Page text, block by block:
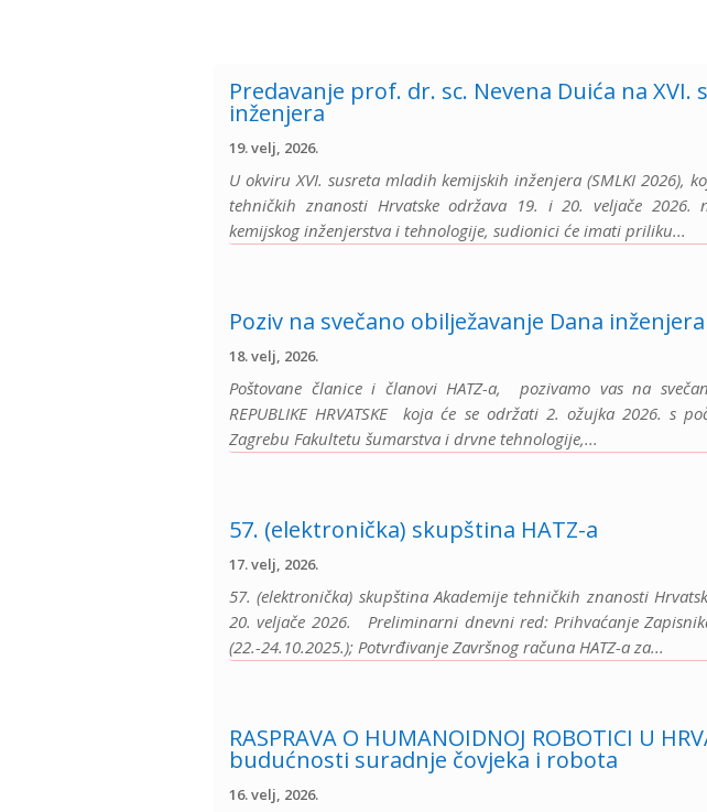
Predavanje prof. dr. sc. Nevena Duića na
inženjera
19. velj, 2026.
U okviru XVI. susreta mladih kemijskih inženjera (SMLKI 2026),
tehničkih znanosti Hrvatske održava 19. i 20. veljače 2026.
kemijskog inženjerstva i tehnologije, sudionici će imati priliku...
Poziv na svečano obilježavanje Dana inženjera
18. velj, 2026.
Poštovane članice i članovi HATZ-a, pozivamo vas na
REPUBLIKE HRVATSKE koja će se održati 2. ožujka 2026. s
Zagrebu Fakultetu šumarstva i drvne tehnologije,...
57. (elektronička) skupština HATZ-a
17. velj, 2026.
57. (elektronička) skupština Akademije tehničkih znanosti
20. veljače 2026. Preliminarni dnevni red: Prihvaćanje
(22.-24.10.2025.); Potvrđivanje Završnog računa HATZ-a za...
RASPRAVA O HUMANOIDNOJ ROBOTICI U
budućnosti suradnje čovjeka i robota
16. velj, 2026.